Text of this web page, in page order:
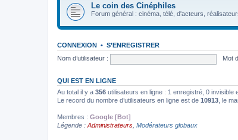
Le coin des Cinéphiles
Forum général : cinéma, télé, d'acteurs,
CONNEXION • S’ENREGISTRER
Nom d’utilisateur :
Mot
QUI EST EN LIGNE
Au total il y a 356 utilisateurs en ligne : 1 enregistré, 0 invisible
Le record du nombre d’utilisateurs en ligne est de 10913 , le
Membres : Google [Bot]
Légende : Administrateurs Modérateurs globaux